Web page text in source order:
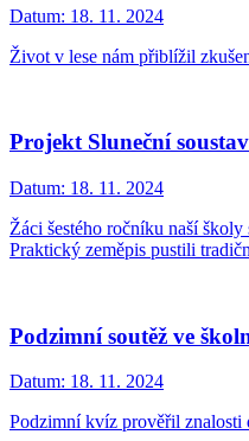
Datum: 18. 11. 2024
Život v lese nám přiblížil
Projekt Sluneční
Datum: 18. 11. 2024
Žáci šestého ročníku naší
Praktický zeměpis pustili
Podzimní soutěž ve
Datum: 18. 11. 2024
Podzimní kvíz prověřil znalosti